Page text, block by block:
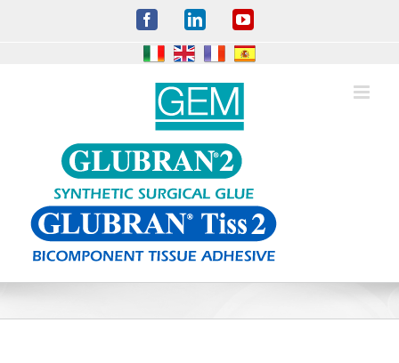
FacebookLinkedInYouTube